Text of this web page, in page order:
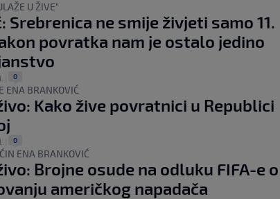
U ŽIVE"
Srebrenica ne smije živjeti samo 11.
povratka nam je ostalo jedino
0
ENA BRANKOVIĆ
Kako žive povratnici u Republici
0
ENA BRANKOVIĆ
Brojne osude na odluku FIFA-e o
američkog napadača